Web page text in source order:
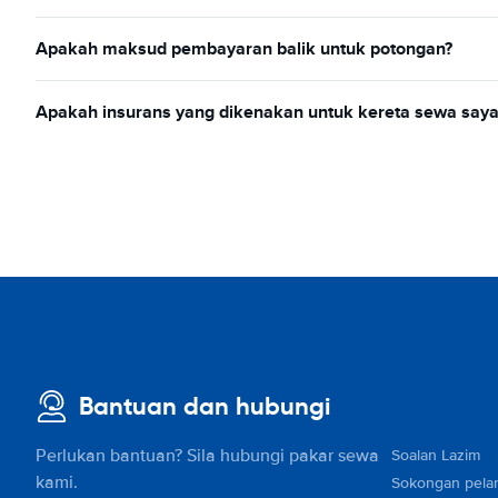
Apakah maksud pembayaran balik untuk potongan?
Apakah insurans yang dikenakan untuk kereta sewa
Bantuan dan hubungi
Perlukan bantuan? Sila hubungi pakar sewa
kami.
Soalan Lazim
Sokongan